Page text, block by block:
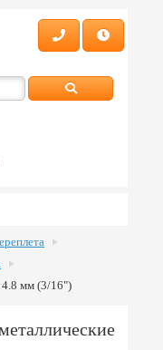
4.8 мм (3/16")